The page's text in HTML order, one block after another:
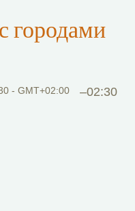
городами
–02:30
- GMT+02:00